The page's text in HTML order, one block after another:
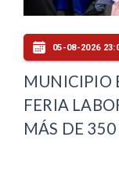
05-08-2026
MUNICIPIO
FERIA
MÁS DE